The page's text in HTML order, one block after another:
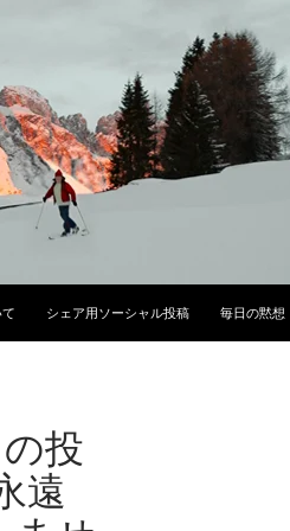
シェア用ソーシャル投稿 毎日の黙想
投
遠